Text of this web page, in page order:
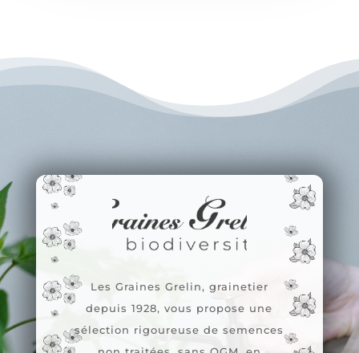
Les Graines Grelin, grainetier
depuis 1928, vous propose une
sélection rigoureuse de semences